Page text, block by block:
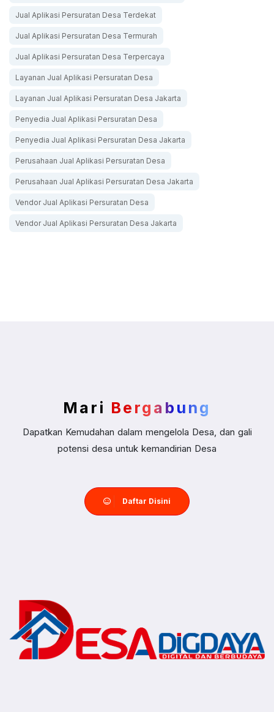
Jual Aplikasi Persuratan Desa Terdekat
Jual Aplikasi Persuratan Desa Termurah
Jual Aplikasi Persuratan Desa Terpercaya
Layanan Jual Aplikasi Persuratan Desa
Layanan Jual Aplikasi Persuratan Desa Jakarta
Penyedia Jual Aplikasi Persuratan Desa
Penyedia Jual Aplikasi Persuratan Desa Jakarta
Perusahaan Jual Aplikasi Persuratan Desa
Perusahaan Jual Aplikasi Persuratan Desa Jakarta
Vendor Jual Aplikasi Persuratan Desa
Vendor Jual Aplikasi Persuratan Desa Jakarta
Mari Bergabung
Dapatkan Kemudahan dalam mengelola Desa, dan gali
potensi desa untuk kemandirian Desa
Daftar Disini